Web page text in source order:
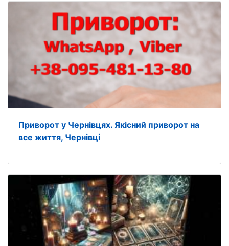
Приворот у Чернівцях. Якісний приворот на
все життя, Чернівці